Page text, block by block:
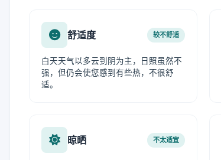
舒适度 较不舒适
白天天气以多云到阴为主，日照虽然不
强，但仍会使您感到有些热，不很舒
适。
晾晒 不太适宜